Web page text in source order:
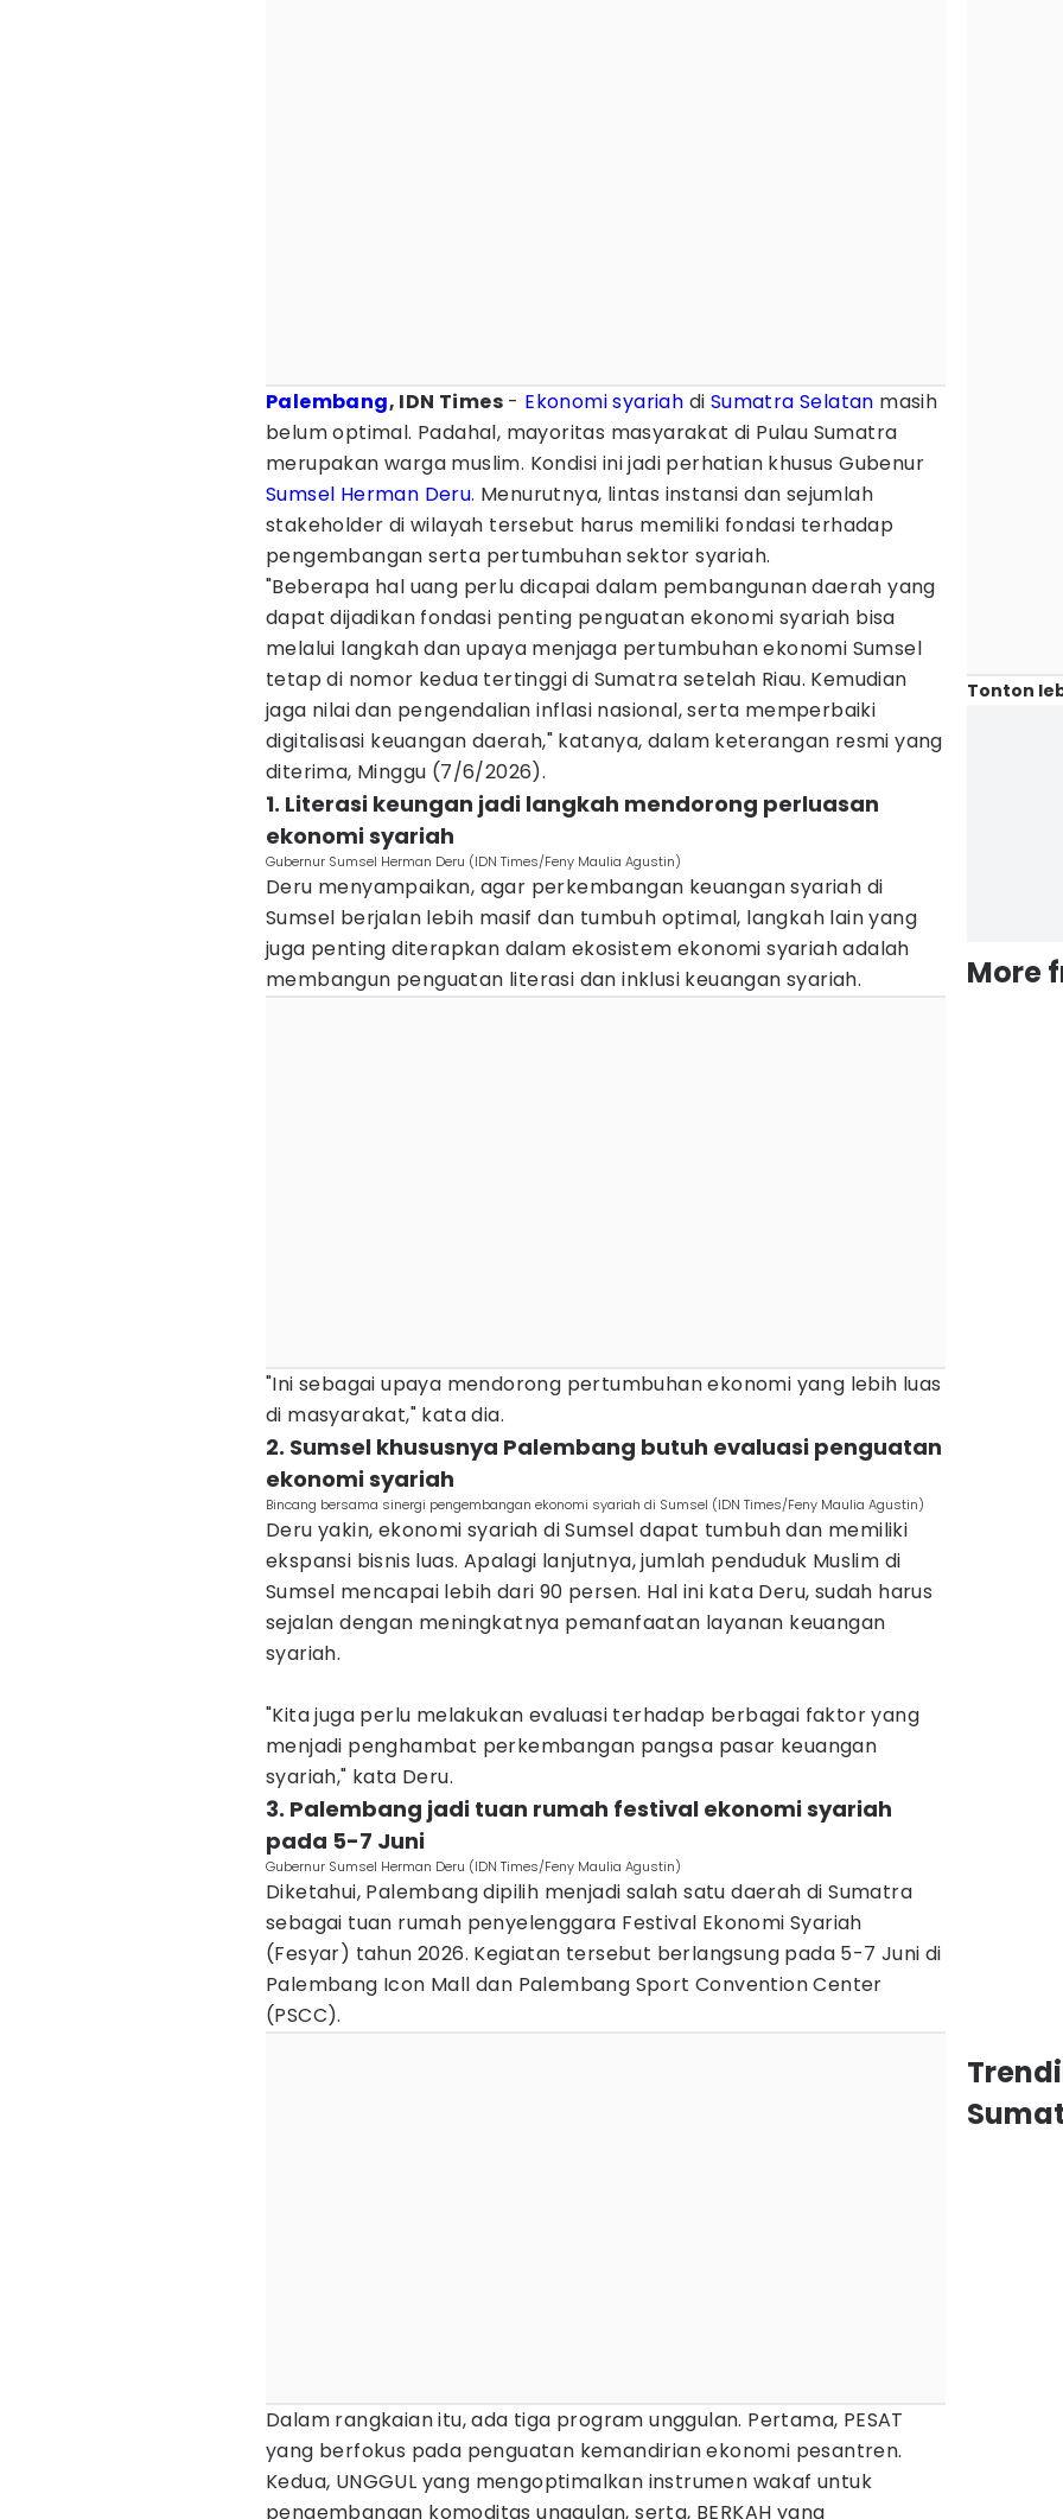
Palembang, IDN Times - Ekonomi syariah di Sumatra Selatan masih
belum optimal. Padahal, mayoritas masyarakat di Pulau Sumatra
merupakan warga muslim. Kondisi ini jadi perhatian khusus Gubenur
Sumsel Herman Deru. Menurutnya, lintas instansi dan sejumlah
stakeholder di wilayah tersebut harus memiliki fondasi terhadap
pengembangan serta pertumbuhan sektor syariah.
"Beberapa hal uang perlu dicapai dalam pembangunan daerah yang
dapat dijadikan fondasi penting penguatan ekonomi syariah bisa
melalui langkah dan upaya menjaga pertumbuhan ekonomi Sumsel
tetap di nomor kedua tertinggi di Sumatra setelah Riau. Kemudian
jaga nilai dan pengendalian inflasi nasional, serta memperbaiki
digitalisasi keuangan daerah," katanya, dalam keterangan resmi yang
diterima, Minggu (7/6/2026).
1. Literasi keungan jadi langkah mendorong perluasan
ekonomi syariah
Gubernur Sumsel Herman Deru (IDN Times/Feny Maulia Agustin)
Deru menyampaikan, agar perkembangan keuangan syariah di
Sumsel berjalan lebih masif dan tumbuh optimal, langkah lain yang
juga penting diterapkan dalam ekosistem ekonomi syariah adalah
membangun penguatan literasi dan inklusi keuangan syariah.
"Ini sebagai upaya mendorong pertumbuhan ekonomi yang lebih luas
di masyarakat," kata dia.
2. Sumsel khususnya Palembang butuh evaluasi penguatan
ekonomi syariah
Bincang bersama sinergi pengembangan ekonomi syariah di Sumsel (IDN Times/Feny Maulia Agustin)
Deru yakin, ekonomi syariah di Sumsel dapat tumbuh dan memiliki
ekspansi bisnis luas. Apalagi lanjutnya, jumlah penduduk Muslim di
Sumsel mencapai lebih dari 90 persen. Hal ini kata Deru, sudah harus
sejalan dengan meningkatnya pemanfaatan layanan keuangan
syariah.
"Kita juga perlu melakukan evaluasi terhadap berbagai faktor yang
menjadi penghambat perkembangan pangsa pasar keuangan
syariah," kata Deru.
3. Palembang jadi tuan rumah festival ekonomi syariah
pada 5-7 Juni
Gubernur Sumsel Herman Deru (IDN Times/Feny Maulia Agustin)
Diketahui, Palembang dipilih menjadi salah satu daerah di Sumatra
sebagai tuan rumah penyelenggara Festival Ekonomi Syariah
(Fesyar) tahun 2026. Kegiatan tersebut berlangsung pada 5-7 Juni di
Palembang Icon Mall dan Palembang Sport Convention Center
(PSCC).
Dalam rangkaian itu, ada tiga program unggulan. Pertama, PESAT
yang berfokus pada penguatan kemandirian ekonomi pesantren.
Kedua, UNGGUL yang mengoptimalkan instrumen wakaf untuk
pengembangan komoditas unggulan, serta, BERKAH yang
Tonton
More